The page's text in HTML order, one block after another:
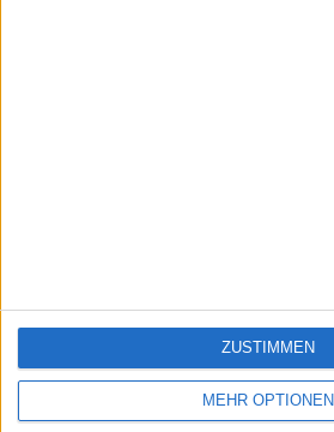
MEHR OPTIONEN
ZUSTIMMEN